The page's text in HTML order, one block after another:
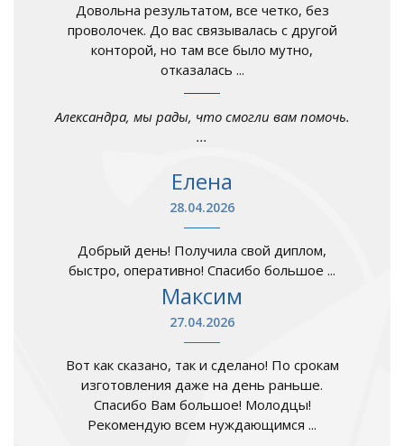
Довольна результатом, все четко, без
проволочек. До вас связывалась с другой
конторой, но там все было мутно,
отказалась ...
Александра, мы рады, что смогли вам помочь.
...
Елена
28.04.2026
Добрый день! Получила свой диплом,
быстро, оперативно! Спасибо большое ...
Максим
27.04.2026
Вот как сказано, так и сделано! По срокам
изготовления даже на день раньше.
Спасибо Вам большое! Молодцы!
Рекомендую всем нуждающимся ...